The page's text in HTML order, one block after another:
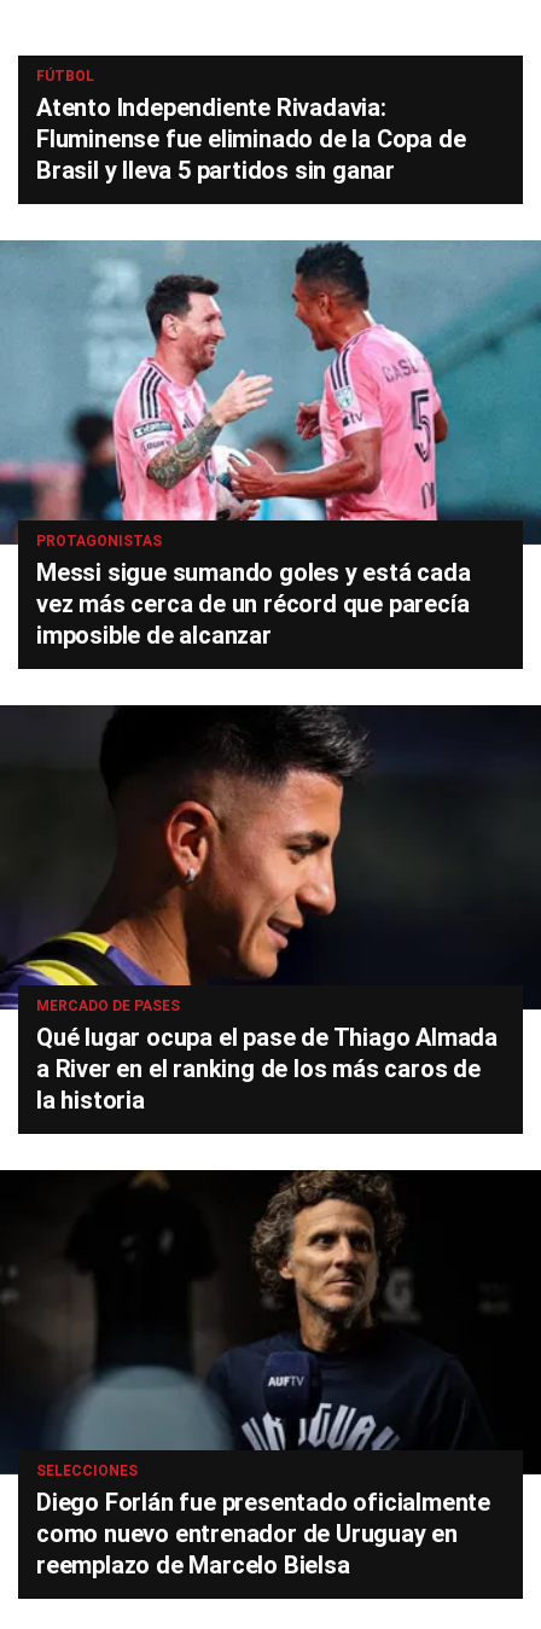
FÚTBOL
Atento Independiente Rivadavia:
Fluminense fue eliminado de la Copa de
Brasil y lleva 5 partidos sin ganar
PROTAGONISTAS
Messi sigue sumando goles y está cada
vez más cerca de un récord que parecía
imposible de alcanzar
MERCADO DE PASES
Qué lugar ocupa el pase de Thiago Almada
a River en el ranking de los más caros de
la historia
SELECCIONES
Diego Forlán fue presentado oficialmente
como nuevo entrenador de Uruguay en
reemplazo de Marcelo Bielsa